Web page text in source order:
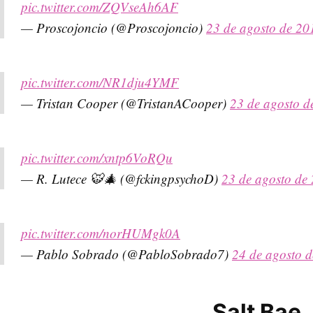
pic.twitter.com/ZQVseAh6AF
— Proscojoncio (@Proscojoncio) 23 de agosto de
pic.twitter.com/NR1dju4YMF
— Tristan Cooper (@TristanACooper) 23 de agosto
pic.twitter.com/xntp6VoRQu
— R. Lutece 🐯🎄 (@fckingpsychoD) 23 de agosto de
pic.twitter.com/norHUMgk0A
— Pablo Sobrado (@PabloSobrado7) 24 de agosto